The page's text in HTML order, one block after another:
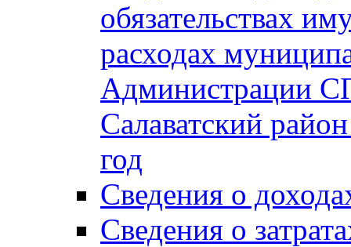
обязательствах
расходах
Администрации
Салаватский
год
Сведения о
Сведения о